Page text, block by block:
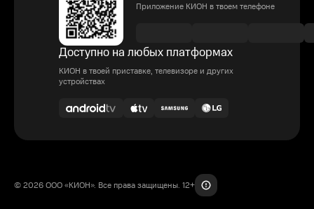
Приложение КИОН в твоем телефоне
Доступно на любых платформах
КИОН в твоей приставке, телевизоре и других
устройствах
© 2026 ООО «КИОН». Все права защищены. 12+